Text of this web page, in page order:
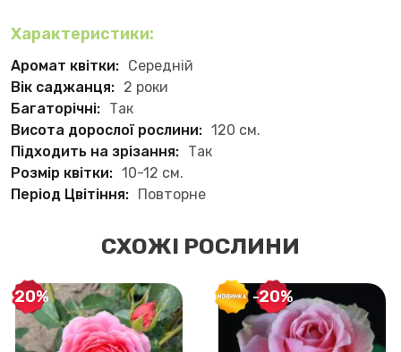
Характеристики:
Аромат квітки: Середній
Вік саджанця: 2 роки
Багаторічні: Так
Висота дорослої рослини: 120 см.
Підходить на зрізання: Так
Розмір квітки: 10-12 см.
Період Цвітіння:
Повторне
СХОЖІ РОСЛИНИ
-20% -20%